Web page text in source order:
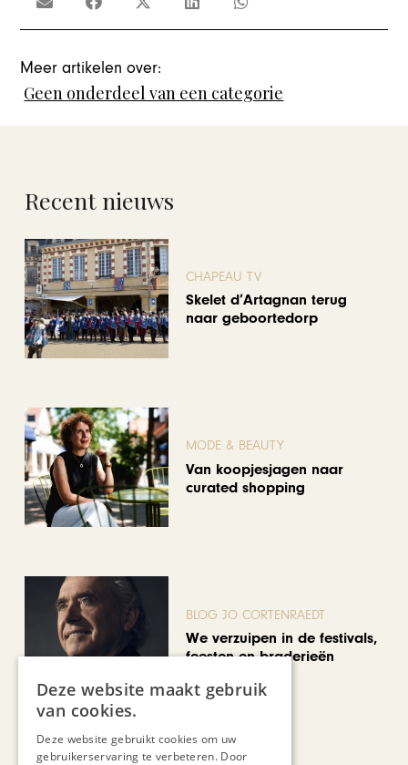
Meer artikelen over:
Geen onderdeel van een categorie
Recent nieuws
CHAPEAU TV
Skelet d’Artagnan terug
naar geboortedorp
MODE & BEAUTY
Van koopjesjagen naar
curated shopping
BLOG JO CORTENRAEDT
We verzuipen in de festivals,
feesten en braderieën
Deze website maakt gebruik
van cookies.
Deze website gebruikt cookies om uw
gebruikerservaring te verbeteren. Door